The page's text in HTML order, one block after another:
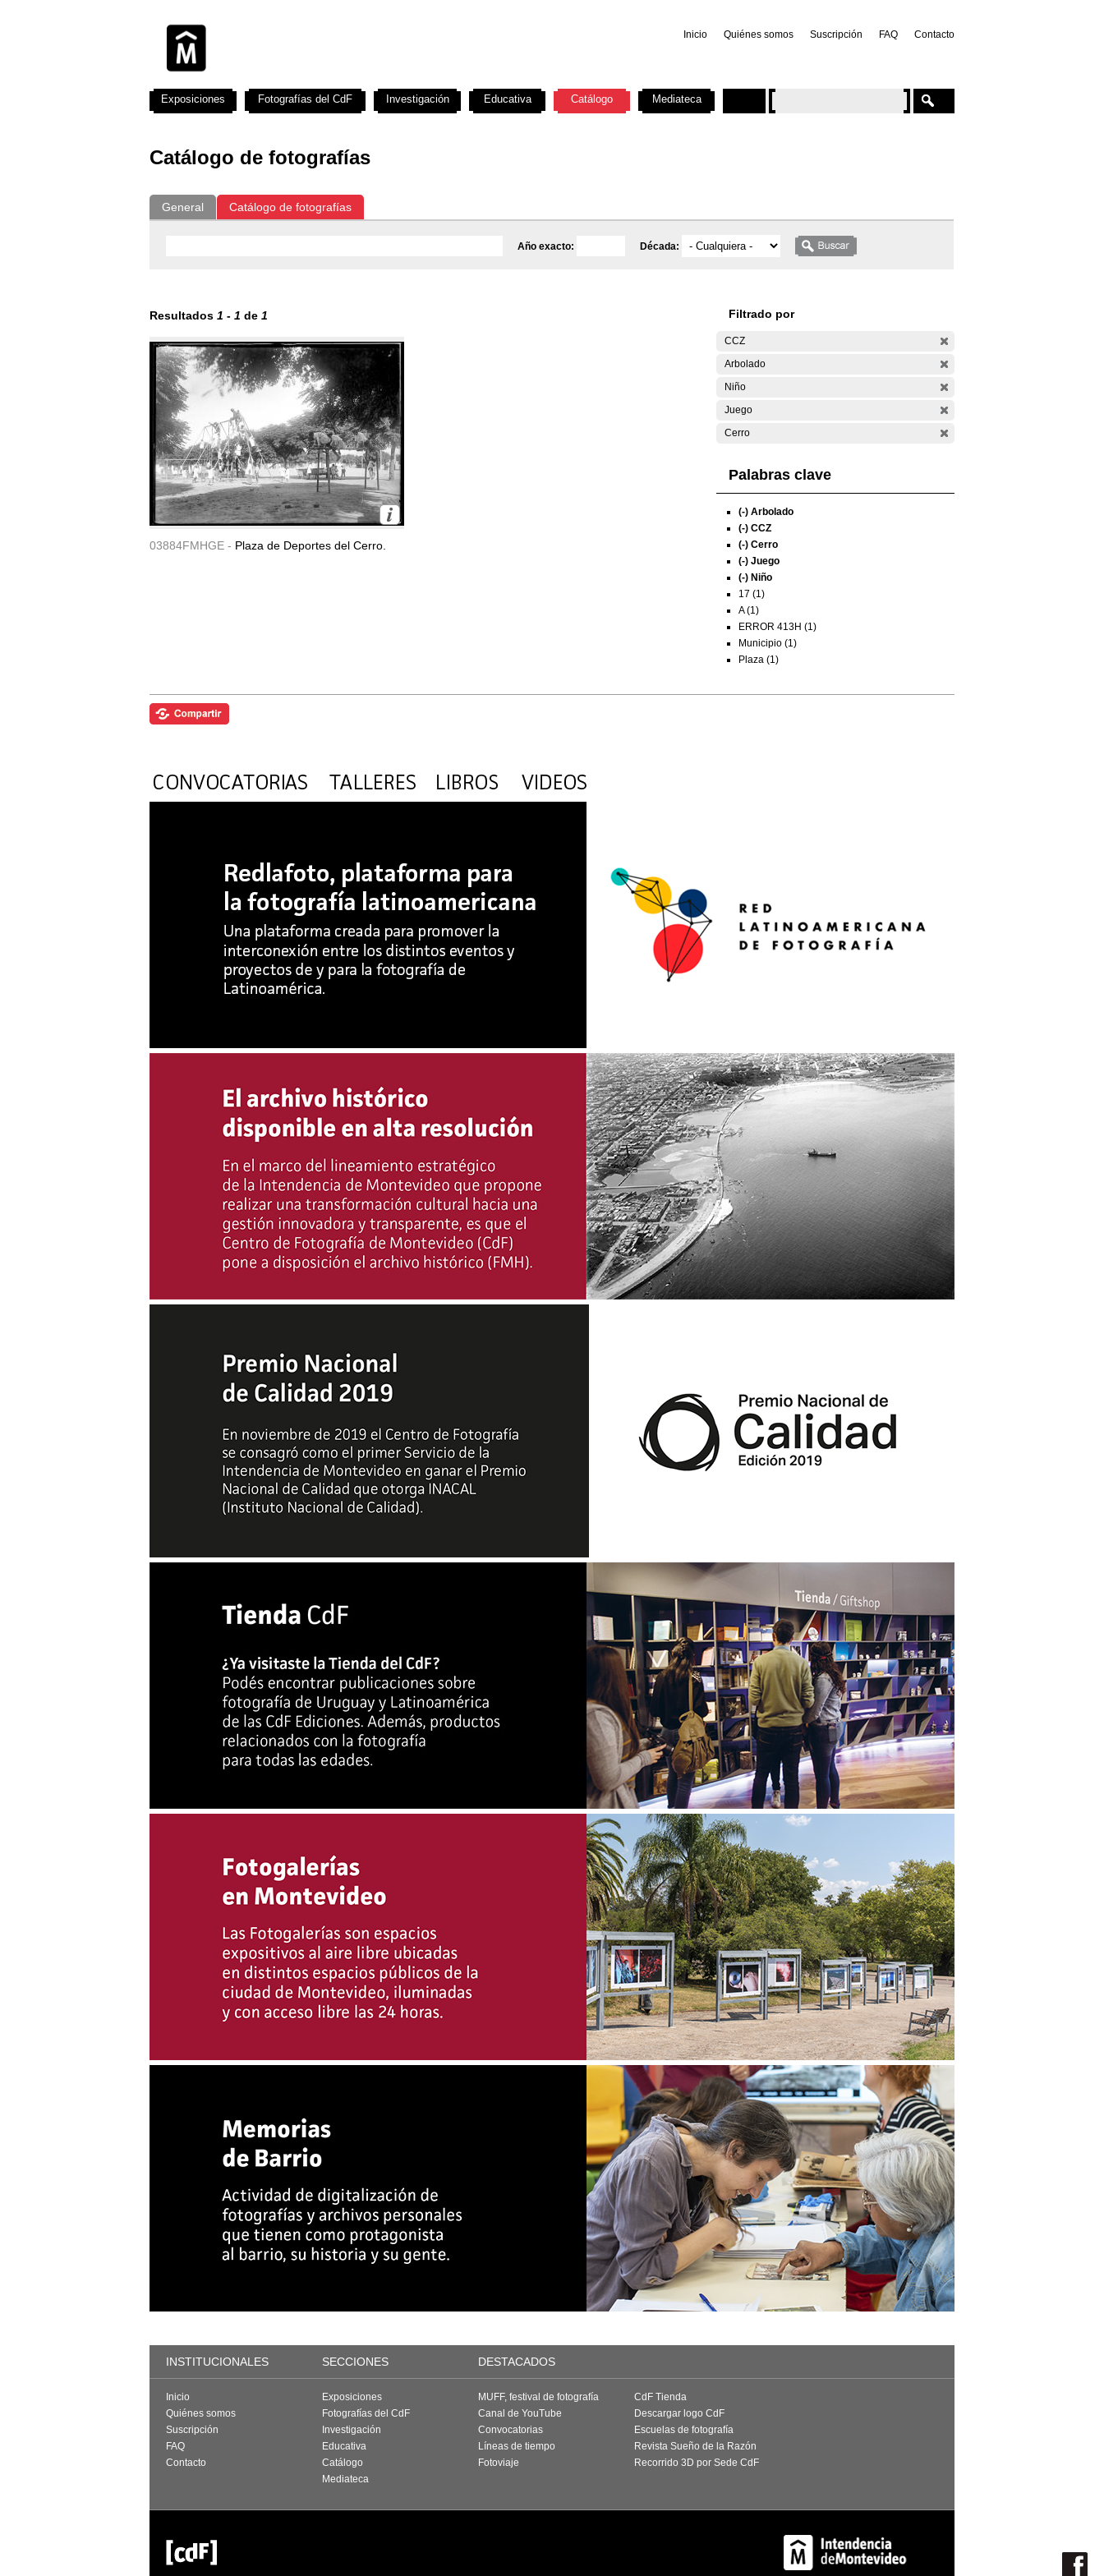
Inicio Quiénes somos Suscripción FAQ Contacto
Catálogo de fotografías
General Catálogo de fotografías
Año exacto: Década:
Resultados 1 - 1 de 1
03884FMHGE - Plaza de Deportes del Cerro.
Filtrado por
CCZ
Arbolado
Niño
Juego
Cerro
Palabras clave
(-) Arbolado
(-) CCZ
(-) Cerro
(-) Juego
(-) Niño
17 (1)
A (1)
ERROR 413H (1)
Municipio (1)
Plaza (1)
Exposiciones Fotografías del CdF Investigación Educativa Catálogo Mediateca
INSTITUCIONALES SECCIONES DESTACADOS
Inicio
Quiénes somos
Suscripción
FAQ
Contacto
Exposiciones
Fotografías del CdF
Investigación
Educativa
Catálogo
Mediateca
MUFF, festival de fotografía
Canal de YouTube
Convocatorias
Líneas de tiempo
Fotoviaje
CdF Tienda
Descargar logo CdF
Escuelas de fotografía
Revista Sueño de la Razón
Recorrido 3D por Sede CdF